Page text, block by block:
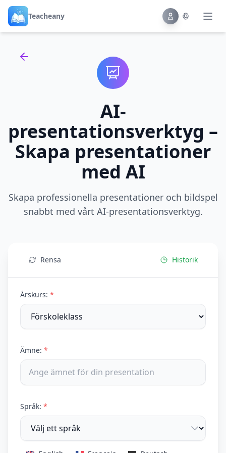
Teacheany
Back to tools
AI-
presentationsverktyg –
Skapa presentationer
med AI
Skapa professionella presentationer och bildspel
snabbt med vårt AI-presentationsverktyg.
Rensa Historik
Årskurs: *
Ämne: *
Språk: *